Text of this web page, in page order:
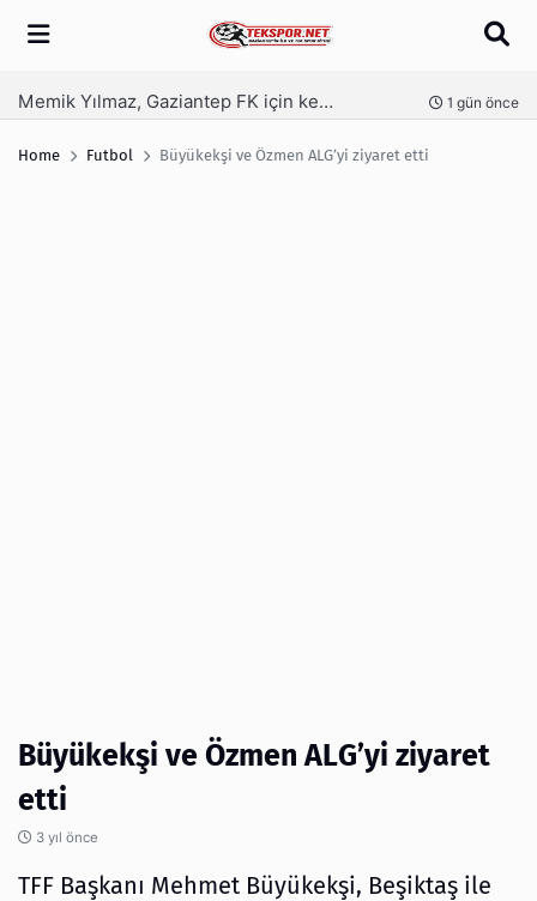
Arama
Memik Yılmaz, Gaziantep FK için kesenin ağzını açtı 1 gün önce
Home Futbol Büyükekşi ve Özmen ALG’yi ziyaret etti
Büyükekşi ve Özmen ALG’yi ziyaret
etti
3 yıl önce
TFF Başkanı Mehmet Büyükekşi, Beşiktaş ile